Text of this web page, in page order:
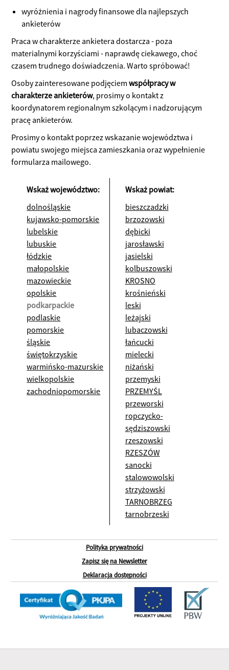
wyróżnienia i nagrody finansowe dla najlepszych
ankieterów
Praca w charakterze ankietera dostarcza - poza
materialnymi korzyściami - naprawdę ciekawego, choć
czasem trudnego doświadczenia. Warto spróbować!
Osoby zainteresowane podjęciemwspółpracy w
charakterze ankieterów, prosimy o kontakt z
koordynatorem regionalnym szkolącym i nadzorującym
pracę ankieterów.
Prosimy o kontakt poprzez wskazanie województwa i
powiatu swojego miejsca zamieszkania oraz wypełnienie
formularza mailowego.
Wskaż województwo:
dolnośląskie
kujawsko-pomorskie
lubelskie
lubuskie
łódzkie
małopolskie
mazowieckie
opolskie
podkarpackie
podlaskie
pomorskie
śląskie
świętokrzyskie
warmińsko-mazurskie
wielkopolskie
zachodniopomorskie
Wskaż powiat:
bieszczadzki
brzozowski
dębicki
jarosławski
jasielski
kolbuszowski
KROSNO
krośnieński
leski
leżajski
lubaczowski
łańcucki
mielecki
niżański
przemyski
PRZEMYŚL
przeworski
ropczycko-
sędziszowski
rzeszowski
RZESZÓW
sanocki
stalowowolski
strzyżowski
TARNOBRZEG
tarnobrzeski
Polityka prywatności
Zapisz się na Newsletter
Deklaracja dostępności